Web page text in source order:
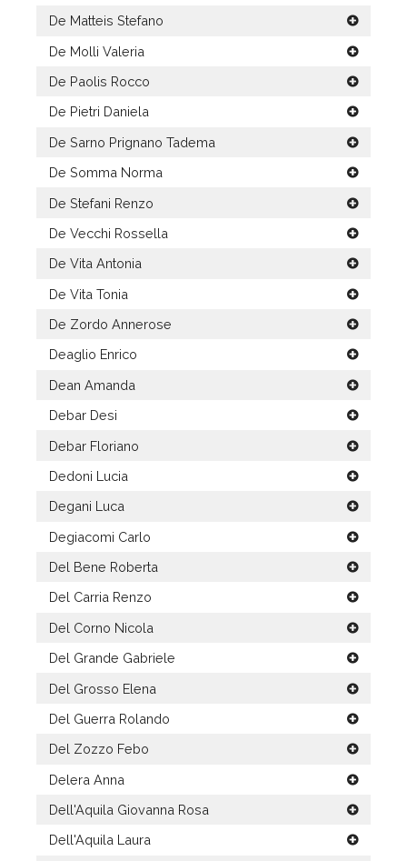
De Matteis Stefano
De Molli Valeria
De Paolis Rocco
De Pietri Daniela
De Sarno Prignano Tadema
De Somma Norma
De Stefani Renzo
De Vecchi Rossella
De Vita Antonia
De Vita Tonia
De Zordo Annerose
Deaglio Enrico
Dean Amanda
Debar Desi
Debar Floriano
Dedoni Lucia
Degani Luca
Degiacomi Carlo
Del Bene Roberta
Del Carria Renzo
Del Corno Nicola
Del Grande Gabriele
Del Grosso Elena
Del Guerra Rolando
Del Zozzo Febo
Delera Anna
Dell'Aquila Giovanna Rosa
Dell'Aquila Laura